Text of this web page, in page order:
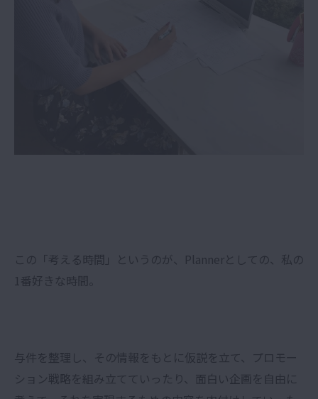
この「考える時間」というのが、Plannerとしての、私の
1番好きな時間。
与件を整理し、その情報をもとに仮説を立て、プロモー
ション戦略を組み立てていったり、面白い企画を自由に